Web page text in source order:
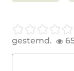
gestemd.